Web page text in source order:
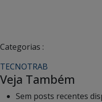
Categorias :
TECNOTRAB
Veja Também
Sem posts recentes